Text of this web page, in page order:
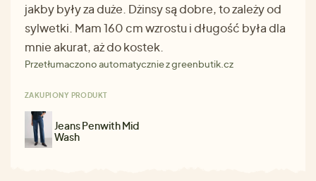
jakby były za duże. Dżinsy są dobre, to zależy od
sylwetki. Mam 160 cm wzrostu i długość była dla
mnie akurat, aż do kostek.
Przetłumaczono automatycznie z greenbutik.cz
ZAKUPIONY PRODUKT
Jeans Penwith Mid
Wash